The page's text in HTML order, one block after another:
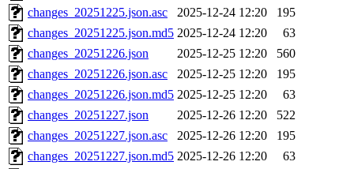
changes_20251225.json.asc
2025-12-24 12:20
195
changes_20251225.json.md5 2025-12-24 12:20
63
changes_20251226.json
2025-12-25 12:20
560
changes_20251226.json.asc
2025-12-25 12:20
195
changes_20251226.json.md5 2025-12-25 12:20
63
changes_20251227.json
2025-12-26 12:20
522
changes_20251227.json.asc
2025-12-26 12:20
195
changes_20251227.json.md5 2025-12-26 12:20
63